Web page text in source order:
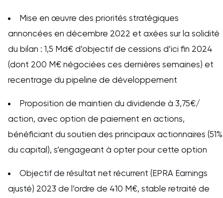
Mise en œuvre des priorités stratégiques
annoncées en décembre 2022 et axées sur la solidité
du bilan : 1,5 Md€ d’objectif de cessions d’ici fin 2024
(dont 200 M€ négociées ces dernières semaines) et
recentrage du pipeline de développement
Proposition de maintien du dividende à 3,75€/
action, avec option de paiement en actions,
bénéficiant du soutien des principaux actionnaires (51%
du capital), s’engageant à opter pour cette option
Objectif de résultat net récurrent (EPRA Earnings
ajusté) 2023 de l’ordre de 410 M€, stable retraité de